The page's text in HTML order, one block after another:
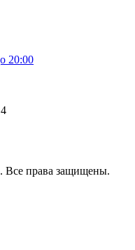
20:00
Все права защищены.